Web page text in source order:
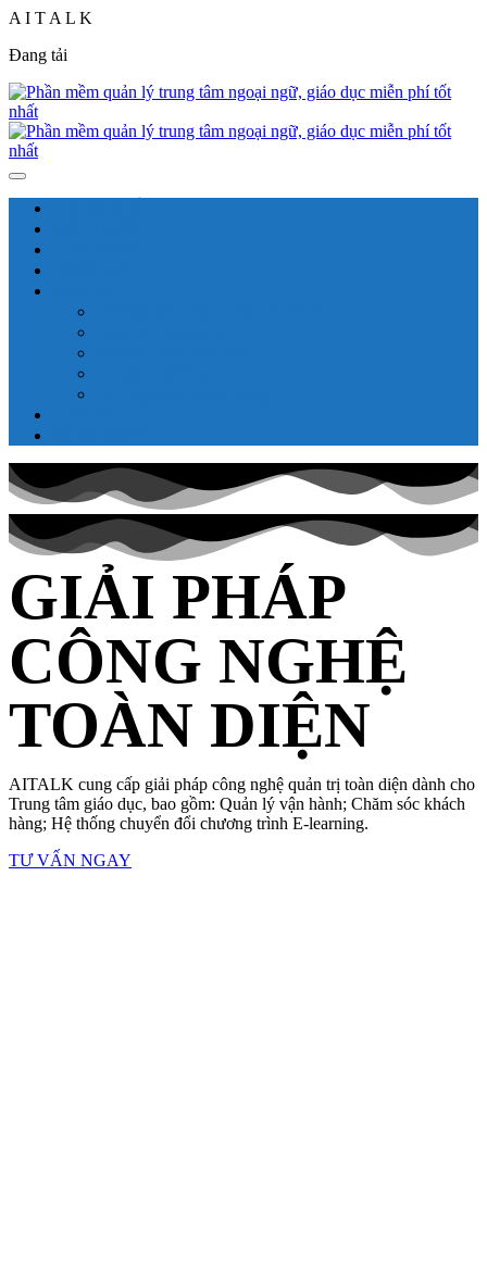
A I T A L K
Đang tải
GIẢI PHÁP
CÔNG NGHỆ
TOÀN DIỆN
AITALK cung cấp giải pháp công nghệ quản trị toàn diện dành cho
Trung tâm giáo dục, bao gồm: Quản lý vận hành; Chăm sóc khách
hàng; Hệ thống chuyển đổi chương trình E-learning.
TƯ VẤN NGAY